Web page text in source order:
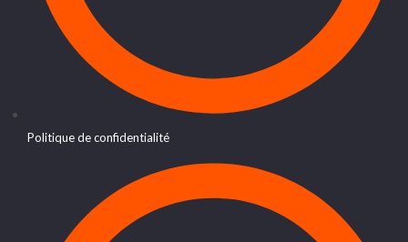
Politique de confidentialité